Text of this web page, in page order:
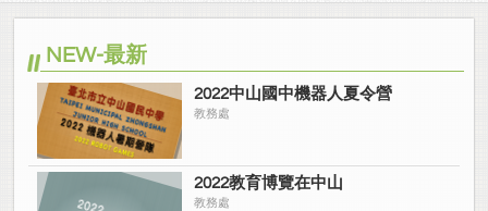
NEW-最新
2022中山國中機器人夏令營
教務處
2022教育博覽在中山
教務處